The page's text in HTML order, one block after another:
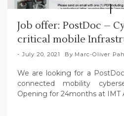
Job offer: PostDoc –
critical mobile
July 20, 2021 By Marc-Oliver
We are looking for a
connected mobility
Opening for 24months at IMT